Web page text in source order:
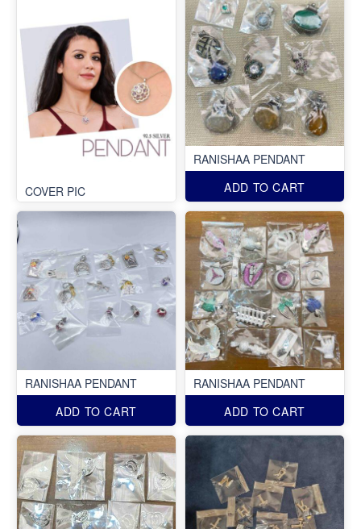
COVER PIC
RANISHAA PENDANT
ADD TO CART
RANISHAA PENDANT
ADD TO CART
RANISHAA PENDANT
ADD TO CART